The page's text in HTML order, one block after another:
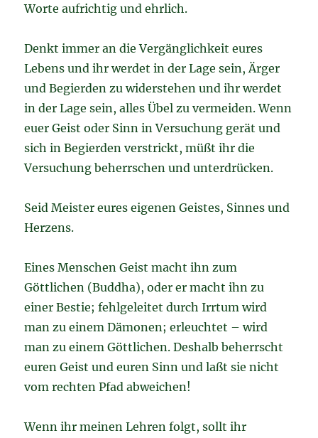
Worte aufrichtig und ehrlich.
Denkt immer an die Vergänglichkeit eures
Lebens und ihr werdet in der Lage sein, Ärger
und Begierden zu widerstehen und ihr werdet
in der Lage sein, alles Übel zu vermeiden. Wenn
euer Geist oder Sinn in Versuchung gerät und
sich in Begierden verstrickt, müßt ihr die
Versuchung beherrschen und unterdrücken.
Seid Meister eures eigenen Geistes, Sinnes und
Herzens.
Eines Menschen Geist macht ihn zum
Göttlichen (Buddha), oder er macht ihn zu
einer Bestie; fehlgeleitet durch Irrtum wird
man zu einem Dämonen; erleuchtet – wird
man zu einem Göttlichen. Deshalb beherrscht
euren Geist und euren Sinn und laßt sie nicht
vom rechten Pfad abweichen!
Wenn ihr meinen Lehren folgt, sollt ihr